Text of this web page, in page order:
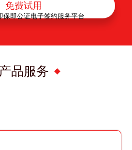
免费试用
产品服务
保即公证电子签约服务平台